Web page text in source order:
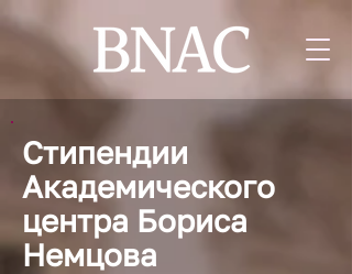
Стипендии
Академического
центра Бориса
Немцова